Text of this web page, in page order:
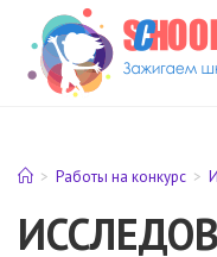
Перейти
содержимому
> Работы на конкурс >